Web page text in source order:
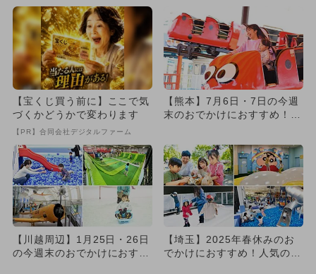
【宝くじ買う前に】ここで気
づくかどうかで変わります
【PR】合同会社デジタルファーム
【熊本】7月6日・7日の今週
末のおでかけにおすすめ！人
【川越周辺】1月25日・26日
の今週末のおでかけにおすす
【埼玉】2025年春休みのお
でかけにおすすめ！人気のス